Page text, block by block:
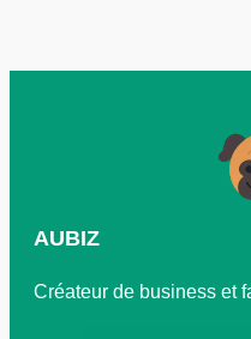
AUBIZ
Créateur de business et